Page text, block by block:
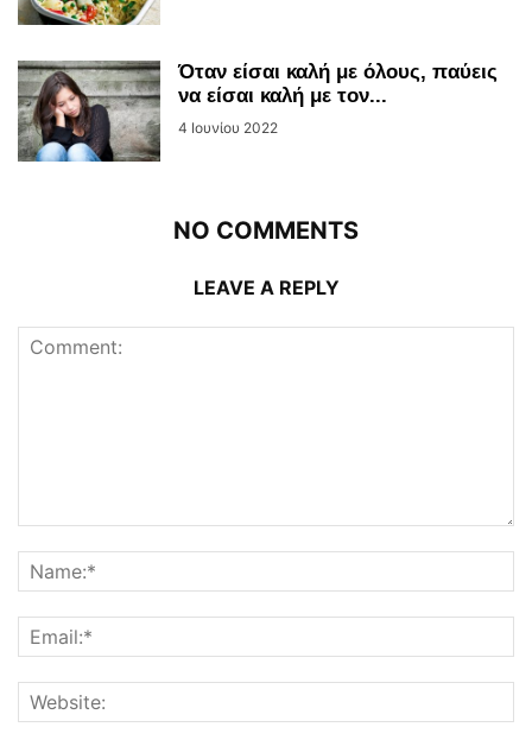
Όταν είσαι καλή με όλους, παύεις
να είσαι καλή με τον...
4 Ιουνίου 2022
NO COMMENTS
LEAVE A REPLY